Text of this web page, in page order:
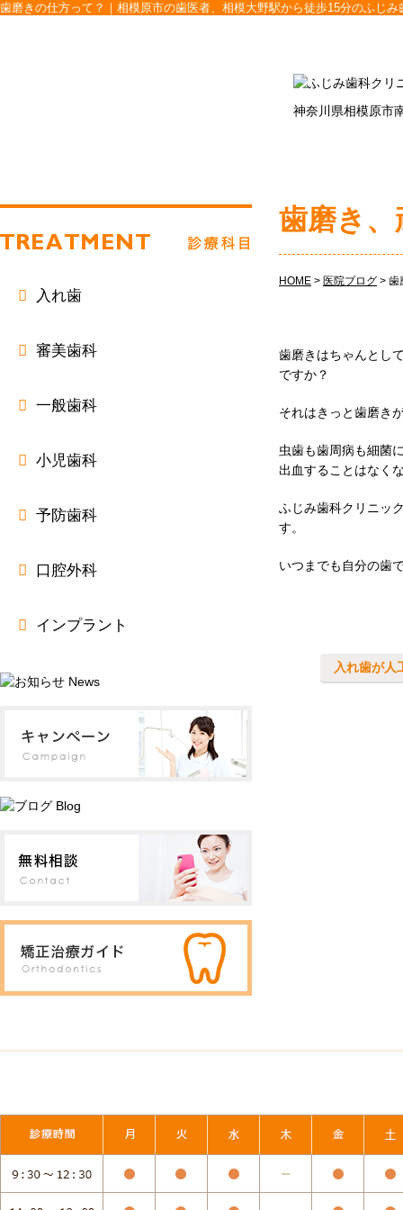
歯磨きの仕方って？｜相模原市の歯医者、相模大野駅から徒歩15分のふじ
神奈川県相模原市
歯磨き
HOME > 医院ブログ > 歯
歯磨きはちゃんとし
ですか？
それはきっと歯磨き
虫歯も歯周病も細菌
出血することはなく
ふじみ歯科クリニッ
す。
いつまでも自分の歯
入れ歯が人
入れ歯
審美歯科
一般歯科
小児歯科
予防歯科
口腔外科
インプラント